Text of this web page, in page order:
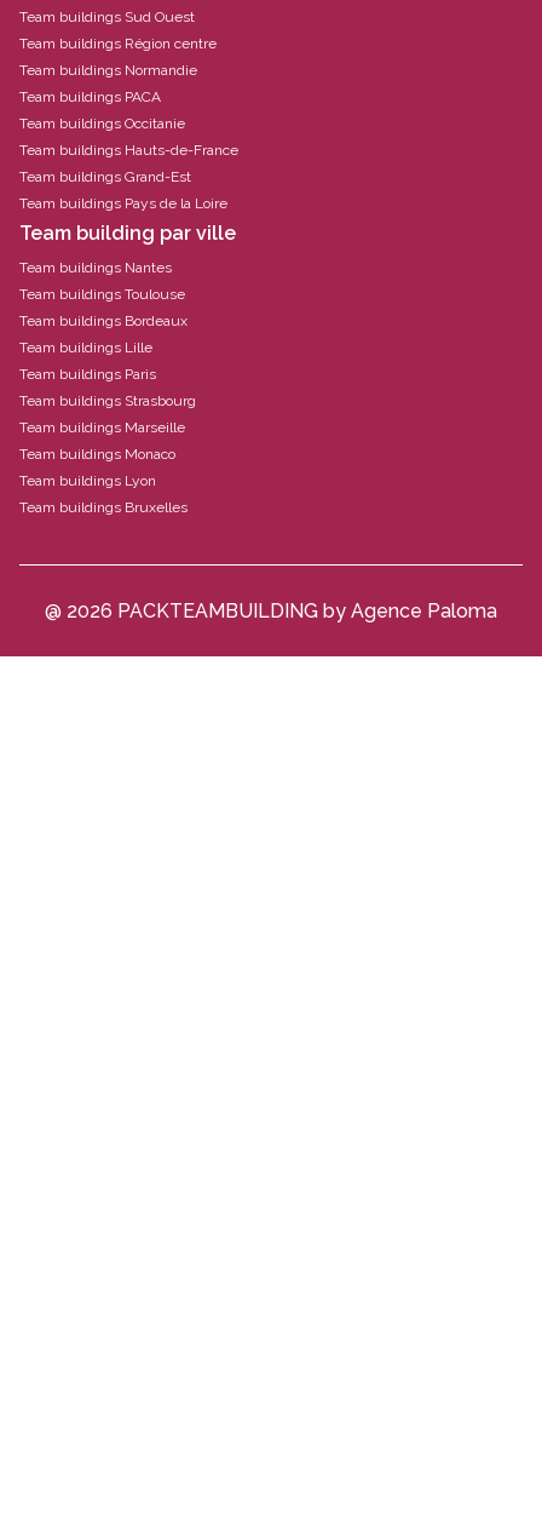
Team buildings Sud Ouest
Team buildings Région centre
Team buildings Normandie
Team buildings PACA
Team buildings Occitanie
Team buildings Hauts-de-France
Team buildings Grand-Est
Team buildings Pays de la Loire
Team building par ville
Team buildings Nantes
Team buildings Toulouse
Team buildings Bordeaux
Team buildings Lille
Team buildings Paris
Team buildings Strasbourg
Team buildings Marseille
Team buildings Monaco
Team buildings Lyon
Team buildings Bruxelles
@ 2026 PACKTEAMBUILDING by Agence Paloma